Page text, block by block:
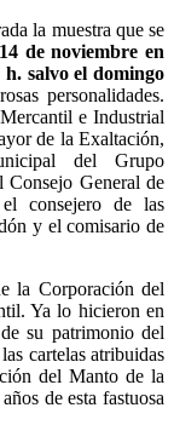
la muestra que se
de noviembre en
salvo el domingo
personalidades.
e Industrial
de la Exaltación,
del Grupo
Consejo General de
el consejero de las
y el comisario de
la Corporación del
Ya lo hicieron en
su patrimonio del
cartelas atribuidas
del Manto de la
de esta fastuosa